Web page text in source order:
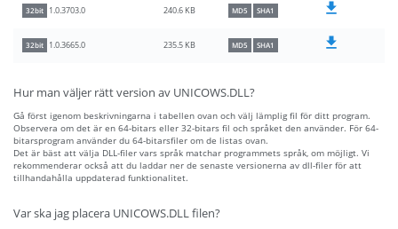
32bit 1.0.3703.0 240.6 KB MD5 SHA1
32bit 1.0.3665.0 235.5 KB MD5 SHA1
Hur man väljer rätt version av UNICOWS.DLL?
Gå först igenom beskrivningarna i tabellen ovan och välj lämplig fil för ditt program.
Observera om det är en 64-bitars eller 32-bitars fil och språket den använder. För 64-
bitarsprogram använder du 64-bitarsfiler om de listas ovan.
Det är bäst att välja DLL-filer vars språk matchar programmets språk, om möjligt. Vi
rekommenderar också att du laddar ner de senaste versionerna av dll-filer för att
tillhandahålla uppdaterad funktionalitet.
Var ska jag placera UNICOWS.DLL filen?